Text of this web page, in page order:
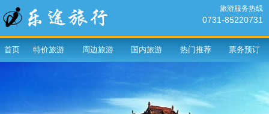
旅游服务热线
0731-85220731
首页 特价旅游 周边旅游 国内旅游 热门推荐 票务预订